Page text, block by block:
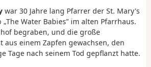
war 30 Jahre lang Pfarrer der St. Mary's
Water Babies” im alten Pfarrhaus.
begraben, und die große
aus einem Zapfen gewachsen, den
Tage nach seinem Tod gepflanzt hatte.